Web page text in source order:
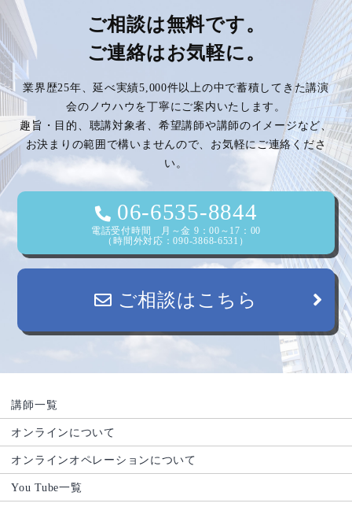
ご相談は無料です。
ご連絡はお気軽に。
業界歴25年、延べ実績5,000件以上の中で蓄積してきた講演
会のノウハウを丁寧にご案内いたします。
趣旨・目的、聴講対象者、希望講師や講師のイメージなど、
お決まりの範囲で構いませんので、お気軽にご連絡くださ
い。
06-6535-8844
電話受付時間 月～金 9：00～17：00
（時間外対応：090-3868-6531）
ご相談はこちら
講師一覧
オンラインについて
オンラインオペレーションについて
You Tube一覧